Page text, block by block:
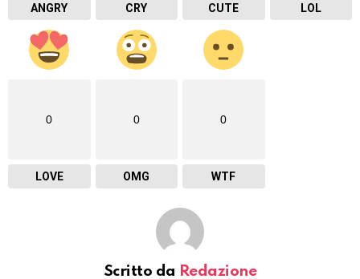
ANGRY CRY CUTE LOL
0
LOVE
0
OMG
0
WTF
Scritto da Redazione